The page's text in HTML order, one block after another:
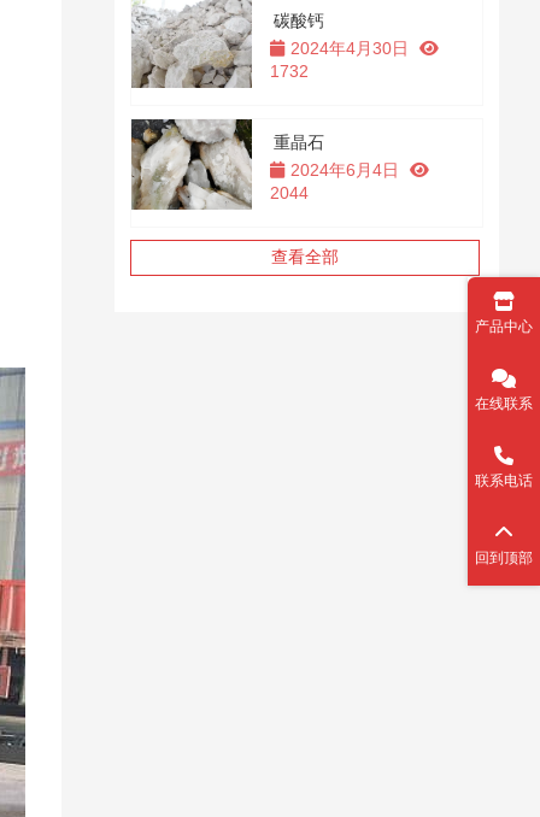
碳酸钙
2024年4月30日
1732
重晶石
2024年6月4日
2044
查看全部
产品中心
在线联系
联系电话
回到顶部